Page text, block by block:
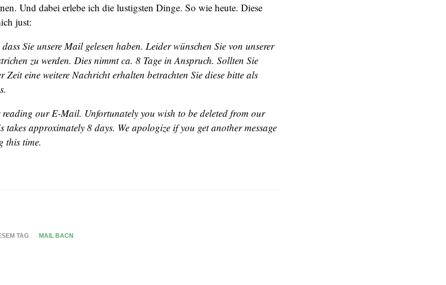
Und dabei erlebe ich die lustigsten Dinge. So wie heute. Diese
just:
Sie unsere Mail gelesen haben. Leider wünschen Sie von unserer
zu werden. Dies nimmt ca. 8 Tage in Anspruch. Sollten Sie
Zeit eine weitere Nachricht erhalten betrachten Sie diese bitte als
our E-Mail. Unfortunately you wish to be deleted from our
takes approximately 8 days. We apologize if you get another message
this time.
TAG MAIL BACN